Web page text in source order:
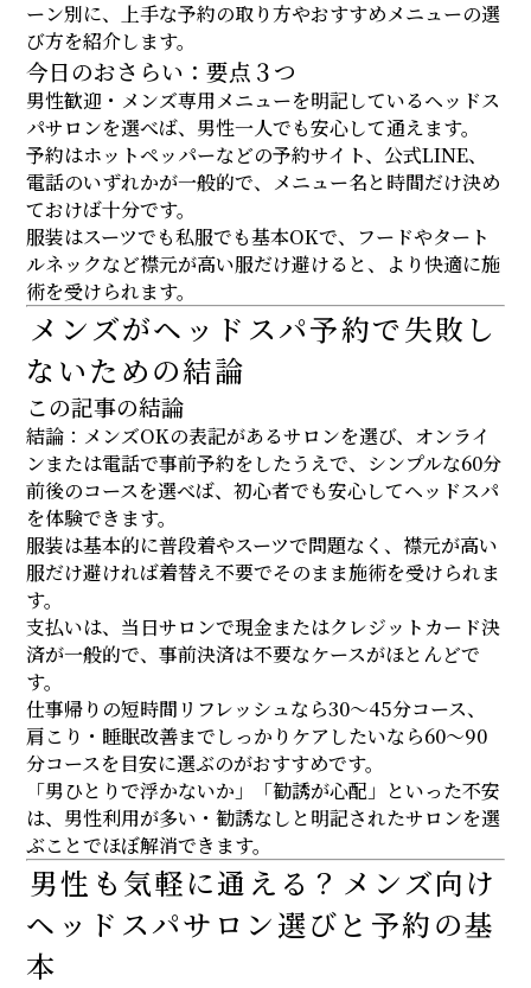
ーン別に、上手な予約の取り方やおすすめメニューの選
び方を紹介します。
今日のおさらい：要点３つ
男性歓迎・メンズ専用メニューを明記しているヘッドス
パサロンを選べば、男性一人でも安心して通えます。
予約はホットペッパーなどの予約サイト、公式LINE、
電話のいずれかが一般的で、メニュー名と時間だけ決め
ておけば十分です。
服装はスーツでも私服でも基本OKで、フードやタート
ルネックなど襟元が高い服だけ避けると、より快適に施
術を受けられます。
メンズがヘッドスパ予約で失敗し
ないための結論
この記事の結論
結論：メンズOKの表記があるサロンを選び、オンライ
ンまたは電話で事前予約をしたうえで、シンプルな60分
前後のコースを選べば、初心者でも安心してヘッドスパ
を体験できます。
服装は基本的に普段着やスーツで問題なく、襟元が高い
服だけ避ければ着替え不要でそのまま施術を受けられま
す。
支払いは、当日サロンで現金またはクレジットカード決
済が一般的で、事前決済は不要なケースがほとんどで
す。
仕事帰りの短時間リフレッシュなら30〜45分コース、
肩こり・睡眠改善までしっかりケアしたいなら60〜90
分コースを目安に選ぶのがおすすめです。
「男ひとりで浮かないか」「勧誘が心配」といった不安
は、男性利用が多い・勧誘なしと明記されたサロンを選
ぶことでほぼ解消できます。
男性も気軽に通える？メンズ向け
ヘッドスパサロン選びと予約の基
本